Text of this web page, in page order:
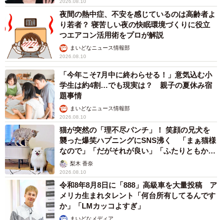
2026.08.10
夜間の熱中症、不安を感じているのは高齢者よ
り若者？ 寝苦しい夜の快眠環境づくりに役立
つエアコン活用術をプロが解説
まいどなニュース情報部
2026.08.10
「今年こそ7月中に終わらせる！」意気込む小
学生は約4割…でも現実は？ 親子の夏休み宿
題事情
まいどなニュース情報部
2026.08.10
猫が突然の「理不尽パンチ」！ 笑顔の兄犬を
襲った爆笑ハプニングにSNS沸く 「まぁ猫様
なので」「だがそれが良い」「ふたりともかわ
いいね」
梨木 香奈
2026.08.10
令和8年8月8日に「888」高級車を大量投稿 ア
メリカ生まれタレント「何台所有してるんです
か」「LMカッコよすぎ」
まいどなメディア